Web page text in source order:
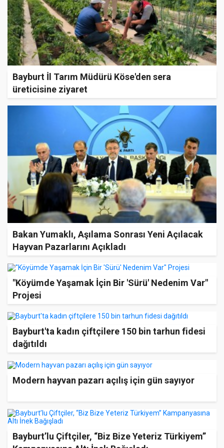
Bayburt İl Tarım Müdürü Köse'den sera
üreticisine ziyaret
Bakan Yumaklı, Aşılama Sonrası Yeni Açılacak
Hayvan Pazarlarını Açıkladı
"Köyümde Yaşamak İçin Bir 'Sürü' Nedenim Var"
Projesi
Bayburt'ta kadın çiftçilere 150 bin tarhun fidesi
dağıtıldı
Modern hayvan pazarı açılış için gün sayıyor
Bayburt’lu Çiftçiler, “Biz Bize Yeteriz Türkiyem”